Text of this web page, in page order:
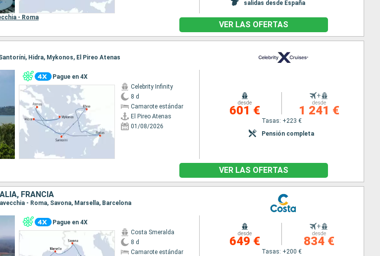
salidas desde España
- Roma
VER LAS OFERTAS
Hidra, Mykonos, El Pireo Atenas
Pague en 4X
Celebrity Infinity
8 d
Camarote estándar
El Pireo Atenas
01/08/2026
desde
601 €
+
desde
1 241 €
Tasas: +223 €
Pensión completa
VER LAS OFERTAS
FRANCIA
- Roma, Savona, Marsella, Barcelona
Pague en 4X
Costa Smeralda
8 d
Camarote estándar
desde
649 €
+
desde
834 €
Tasas: +200 €